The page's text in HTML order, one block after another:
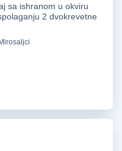
sa ishranom u okviru
2 dvokrevetne
Mirosaljci